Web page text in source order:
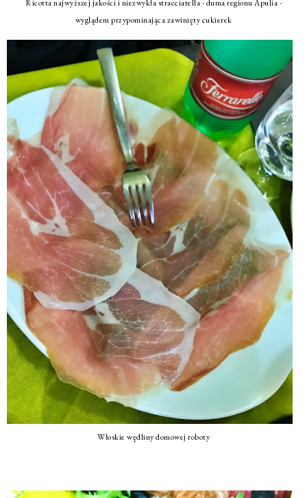
Ricotta najwyższej jakości i niezwykła stracciatella - duma regionu Apulia -
wyglądem przypominająca zawinięty cukierek
Włoskie wędliny domowej roboty